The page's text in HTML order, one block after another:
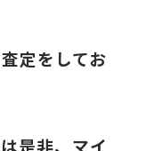
定をしてお
是非、マイ